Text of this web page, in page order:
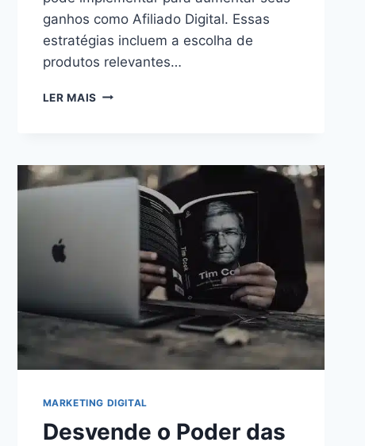
ganhos como Afiliado Digital. Essas
estratégias incluem a escolha de
produtos relevantes…
LER MAIS 5
SEUS
GANHOS
AFILIADO
DIGITAL:
AUMENTE
AGORA!
MARKETING DIGITAL
Desvende o Poder das